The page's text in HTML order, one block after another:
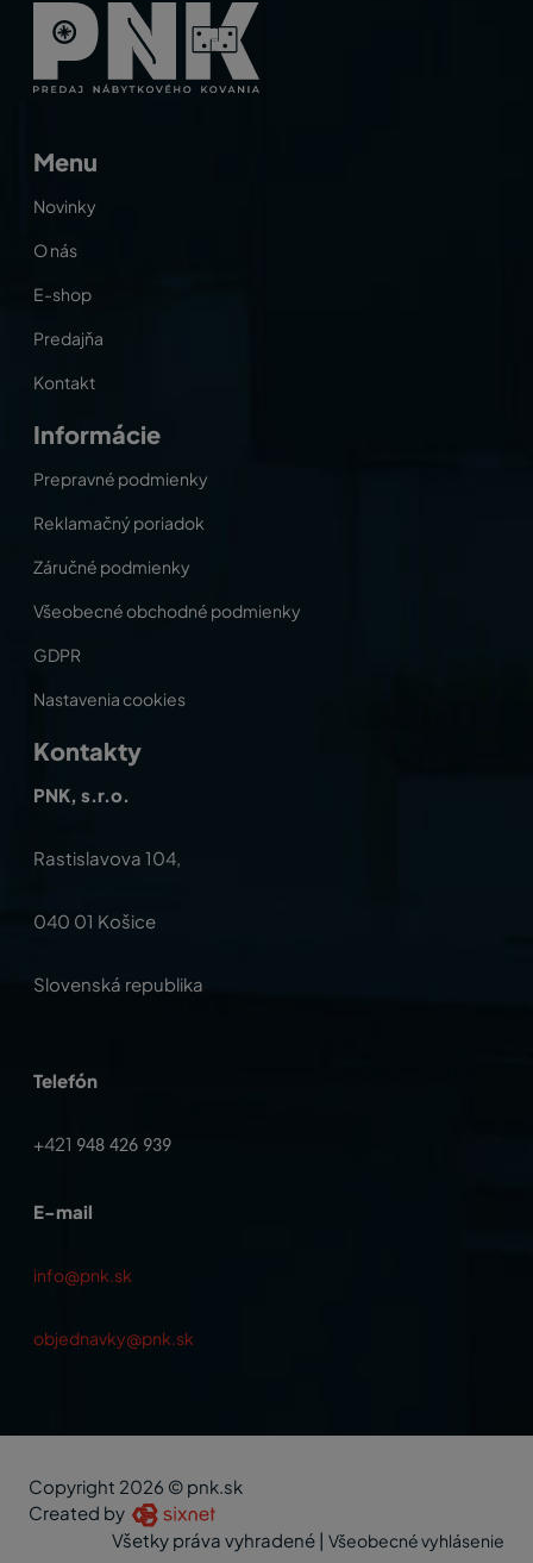
Menu
Novinky
O nás
E-shop
Predajňa
Kontakt
Informácie
Prepravné podmienky
Reklamačný poriadok
Záručné podmienky
Všeobecné obchodné podmienky
GDPR
Nastavenia cookies
Kontakty
PNK, s.r.o.
Rastislavova 104,
040 01 Košice
Slovenská republika
Telefón
+421 948 426 939
E-mail
info@pnk.sk
objednavky@pnk.sk
Copyright 2026 © pnk.sk
Created by
Všetky práva vyhradené | Všeobecné vyhlásenie